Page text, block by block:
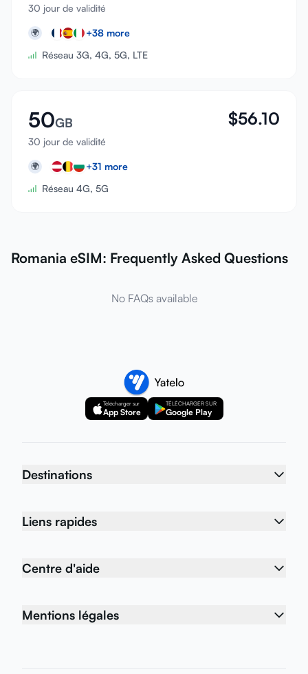
30 jour de validité
🌍 +38 more
Réseau 3G, 4G, 5G, LTE
50GB
30 jour de validité
$56.10
🌍 +31 more
Réseau 4G, 5G
Romania eSIM: Frequently Asked Questions
No FAQs available
Télécharger sur
App Store
TÉLÉCHARGER SUR
Google Play
Destinations
Liens rapides
Centre d'aide
Mentions légales